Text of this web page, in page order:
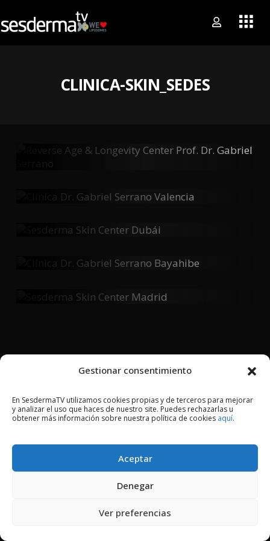
Gestionar consentimiento
En SesdermaTV utilizamos cookies propias y de terceros para mejorar
y analizar el uso que haces de nuestro site. Puedes rechazarlas u
obtener más información sobre nuestra política de cookies aquí.
Aceptar
Denegar
Ver preferencias
CLINICA-SKIN_SEDES
Reverse Age & Longevity Center Prof.
Clínica Dr. Gabriel Serrano Valencia
Sesderma Skin Center Dubái
Clínica Dr. Gabriel Serrano Bayahibe
Sesderma Skin Center Madrid
2018 © Copyright Sesderma SL
POLÍTICA DE PRIVACIDAD
COOKIES